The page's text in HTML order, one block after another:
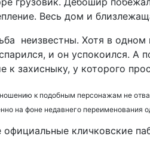
Весь дом и
неизвестны. Хотя в
и он успокоился.
захисныку, у которого
к подобным персонажам не
на фоне недавнего
кличковские